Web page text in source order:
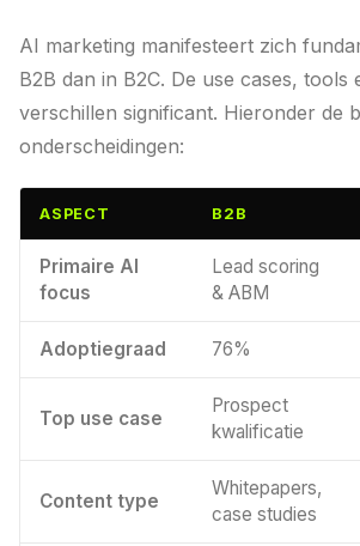
AI marketing manifesteert zich
B2B dan in B2C. De use cases, tools
verschillen significant. Hieronder de
onderscheidingen:
ASPECT B2B
Primaire AI
focus
Lead scoring
& ABM
Adoptiegraad 76%
Top use case
Prospect
kwalificatie
Content type
Whitepapers,
case studies